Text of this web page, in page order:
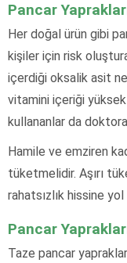
Pancar
Her doğal ürün gibi
kişiler için risk
içerdiği oksalik asit
vitamini içeriği yüksek
kullananlar da doktora
Hamile ve emziren
tüketmelidir. Aşırı
rahatsızlık hissine yol
Pancar
Taze pancar